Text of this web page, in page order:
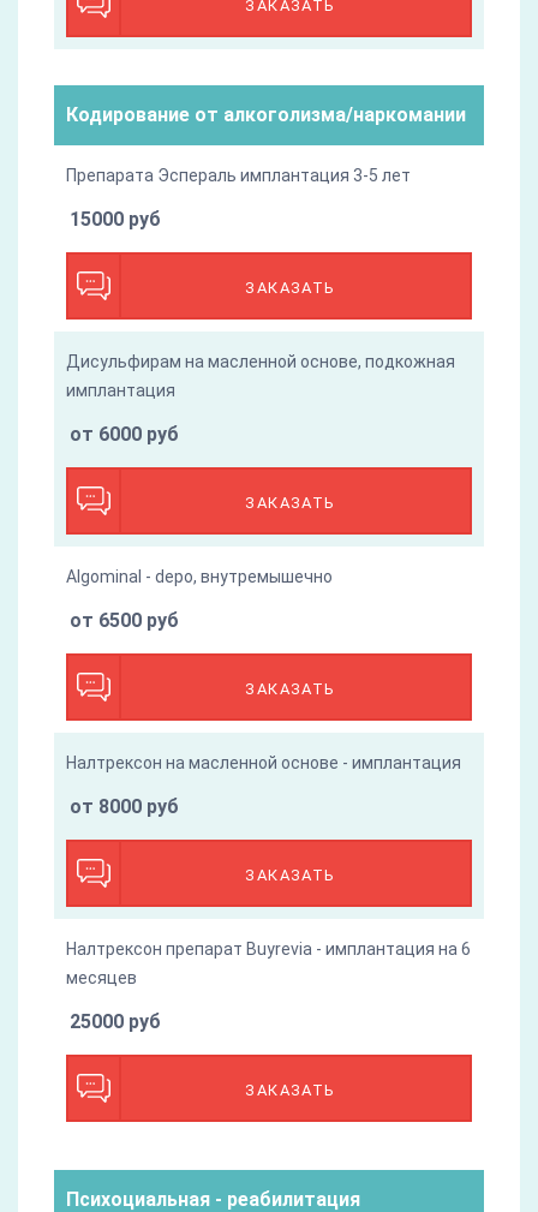
ЗАКАЗАТЬ
Кодирование от алкоголизма/наркомании
Препарата Эспераль имплантация 3-5 лет
ЗАКАЗАТЬ
15000 руб
Дисульфирам на масленной основе, подкожная
имплантация
ЗАКАЗАТЬ
от 6000 руб
Algominal - depo, внутремышечно
ЗАКАЗАТЬ
от 6500 руб
Налтрексон на масленной основе - имплантация
ЗАКАЗАТЬ
от 8000 руб
Налтрексон препарат Buyrevia - имплантация на 6
месяцев
ЗАКАЗАТЬ
25000 руб
Психоциальная - реабилитация